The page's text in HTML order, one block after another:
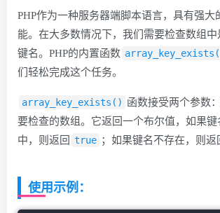
PHP作为一种服务器端脚本语言，具有强大
能。在大多数情况下，我们需要检查数组
键名。PHP的内置函数
们轻松完成这个任务。
array_key_exists() 函数接受两个参数
要检查的数组。它返回一个布尔值，如果键
中，则返回
true ；如果键名不存在，则返
使用示例：